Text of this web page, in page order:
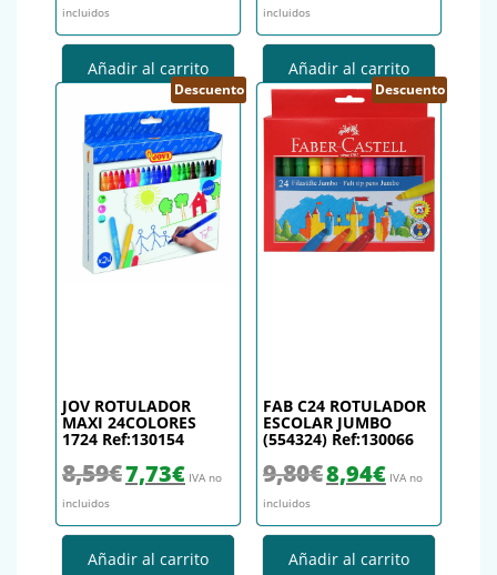
incluidos
Añadir al carrito
incluidos
Añadir al carrito
Descuento
JOV ROTULADOR
MAXI 24COLORES
1724 Ref:130154
8,59€El precio original era: 8,59€.
7,73€El precio actual es: 7,73€.
IVA no
incluidos
Añadir al carrito
Descuento
FAB C24 ROTULADOR
ESCOLAR JUMBO
(554324) Ref:130066
9,80€ El precio original era: 9,80€.
8,94€El precio actual
IVA no
incluidos
Añadir al carrito